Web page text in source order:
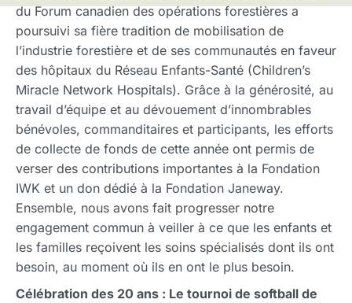
du Forum canadien des opérations forestières a
poursuivi sa fière tradition de mobilisation de
l’industrie forestière et de ses communautés en faveur
des hôpitaux du Réseau Enfants-Santé (Children’s
Miracle Network Hospitals). Grâce à la générosité, au
travail d’équipe et au dévouement d’innombrables
bénévoles, commanditaires et participants, les efforts
de collecte de fonds de cette année ont permis de
verser des contributions importantes à la Fondation
IWK et un don dédié à la Fondation Janeway.
Ensemble, nous avons fait progresser notre
engagement commun à veiller à ce que les enfants et
les familles reçoivent les soins spécialisés dont ils ont
besoin, au moment où ils en ont le plus besoin.
Célébration des 20 ans : Le tournoi de softball de